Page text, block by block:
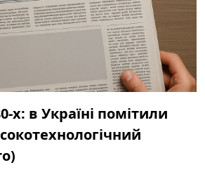
х: в Україні помітили